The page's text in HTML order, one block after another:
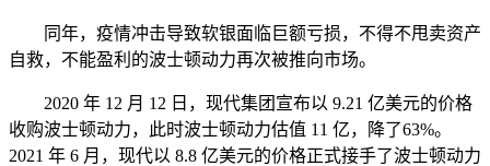
同年，疫情冲击导致软银面临巨额亏损，不得不甩卖资产
自救，不能盈利的波士顿动力再次被推向市场。
2020 年 12 月 12 日，现代集团宣布以 9.21 亿美元的价格
收购波士顿动力，此时波士顿动力估值 11 亿，降了63%。
2021 年 6 月，现代以 8.8 亿美元的价格正式接手了波士顿动力